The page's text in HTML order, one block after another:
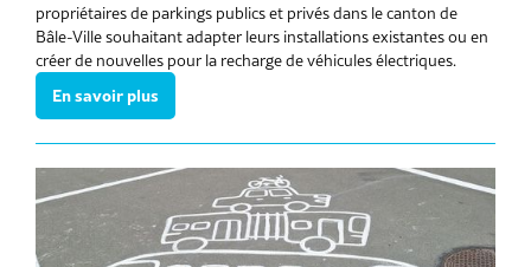
propriétaires de parkings publics et privés dans le canton de
Bâle-Ville souhaitant adapter leurs installations existantes ou en
créer de nouvelles pour la recharge de véhicules électriques.
En savoir plus